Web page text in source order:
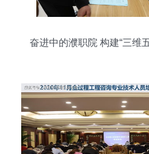
奋进中的濮职院 构建“三维